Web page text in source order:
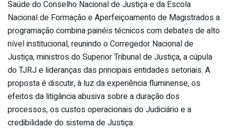
Saúde do Conselho Nacional de Justiça e da Escola
Nacional de Formação e Aperfeiçoamento de Magistrados a
programação combina painéis técnicos com debates de alto
nível institucional, reunindo o Corregedor Nacional de
Justiça, ministros do Superior Tribunal de Justiça, a cúpula
do TJRJ e lideranças das principais entidades setoriais. A
proposta é discutir, à luz da experiência fluminense, os
efeitos da litigância abusiva sobre a duração dos
processos, os custos operacionais do Judiciário e a
credibilidade do sistema de Justiça.